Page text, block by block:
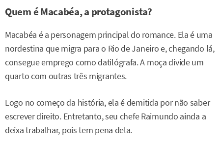
Quem é Macabéa, a protagonista?
Macabéa é a personagem principal do romance. Ela é uma
nordestina que migra para o Rio de Janeiro e, chegando lá,
consegue emprego como datilógrafa. A moça divide um
quarto com outras três migrantes.
Logo no começo da história, ela é demitida por não saber
escrever direito. Entretanto, seu chefe Raimundo ainda a
deixa trabalhar, pois tem pena dela.